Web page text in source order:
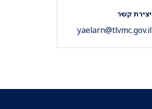
יצירת קשר
yaelarn@tlvmc.gov.il